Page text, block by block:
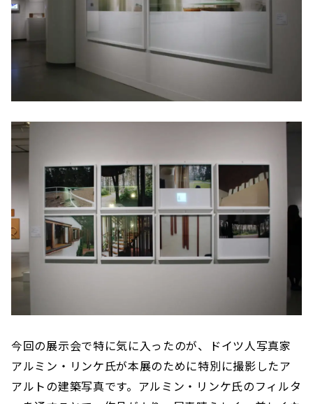
今回の展示会で特に気に入ったのが、ドイツ人写真家
アルミン・リンケ氏が本展のために特別に撮影したア
アルトの建築写真です。アルミン・リンケ氏のフィルタ